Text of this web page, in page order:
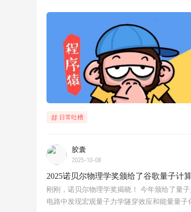
日常吐槽
胶囊
2025-10-08
2025诺贝尔物理学奖颁给了谷歌量子计
刚刚，诺贝尔物理学奖揭晓！ 今年颁给了量
电路中发现宏观量子力学隧穿效应和能量量子